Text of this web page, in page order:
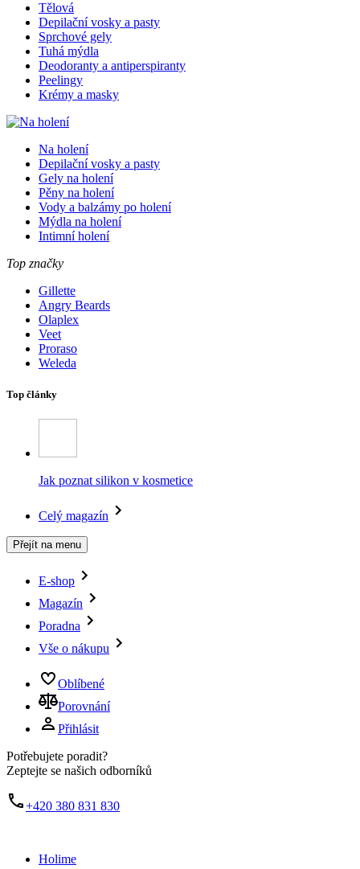
Tělová
Depilační vosky a pasty
Sprchové gely
Tuhá mýdla
Deodoranty a antiperspiranty
Peelingy
Krémy a masky
Na holení
Depilační vosky a pasty
Gely na holení
Pěny na holení
Vody a balzámy po holení
Mýdla na holení
Intimní holení
Top značky
Gillette
Angry Beards
Olaplex
Veet
Proraso
Weleda
Top články
Jak poznat silikon v kosmetice
Celý magazín
Přejít na menu
E-shop
Magazín
Poradna
Vše o nákupu
Oblíbené
Porovnání
Přihlásit
Potřebujete poradit?
Zeptejte se našich odborníků
+420 380 831 830
Holime